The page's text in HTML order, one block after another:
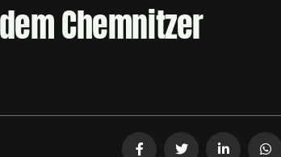
Chemnitzer